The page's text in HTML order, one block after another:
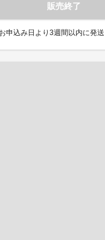
販売終了
申込み日より3週間以内に発送